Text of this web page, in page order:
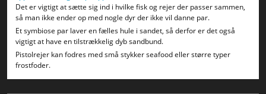
Det er vigtigt at sætte sig ind i hvilke fisk og rejer der passer sammen,
så man ikke ender op med nogle dyr der ikke vil danne par.
Et symbiose par laver en fælles hule i sandet, så derfor er det også
vigtigt at have en tilstrækkelig dyb sandbund.
Pistolrejer kan fodres med små stykker seafood eller større typer
frostfoder.